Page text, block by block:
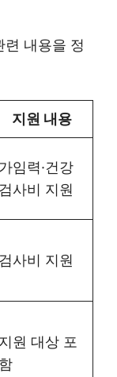
련 내용을 정
지원 내용
가임력·건강
검사비 지원
검사비 지원
지원 대상 포
함